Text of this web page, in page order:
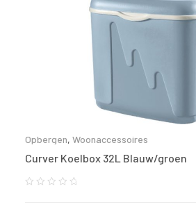
Opbergen, Woonaccessoires
Curver Koelbox 32L Blauw/groen